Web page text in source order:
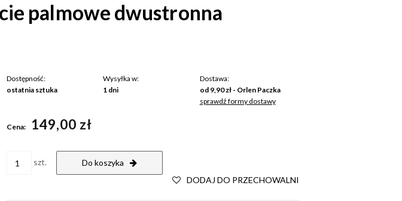
palmowe dwustronna
Dostępność:
ostatnia sztuka
Wysyłka w:
1 dni
Dostawa:
od 9,90 zł - Orlen Paczka
sprawdź formy dostawy
Cena: 149,00 zł
szt.
Do koszyka
DODAJ DO PRZECHOWALNI